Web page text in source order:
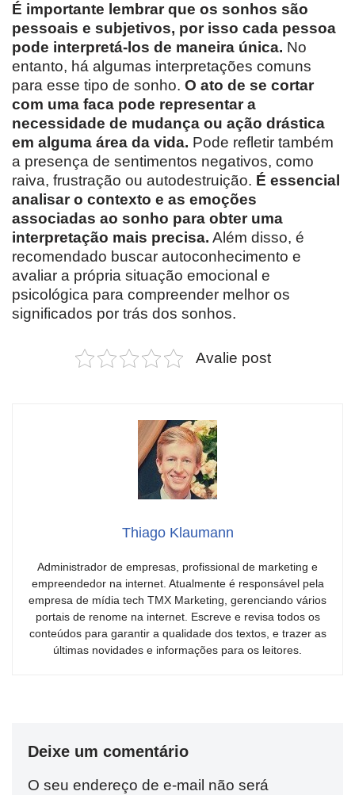
É importante lembrar que os sonhos são
pessoais e subjetivos, por isso cada pessoa
pode interpretá-los de maneira única. No
entanto, há algumas interpretações comuns
para esse tipo de sonho. O ato de se cortar
com uma faca pode representar a
necessidade de mudança ou ação drástica
em alguma área da vida. Pode refletir também
a presença de sentimentos negativos, como
raiva, frustração ou autodestruição. É essencial
analisar o contexto e as emoções
associadas ao sonho para obter uma
interpretação mais precisa. Além disso, é
recomendado buscar autoconhecimento e
avaliar a própria situação emocional e
psicológica para compreender melhor os
significados por trás dos sonhos.
Avalie post
Thiago Klaumann
Administrador de empresas, profissional de marketing e
empreendedor na internet. Atualmente é responsável pela
empresa de mídia tech TMX Marketing, gerenciando vários
portais de renome na internet. Escreve e revisa todos os
conteúdos para garantir a qualidade dos textos, e trazer as
últimas novidades e informações para os leitores.
Deixe um comentário
O seu endereço de e-mail não será